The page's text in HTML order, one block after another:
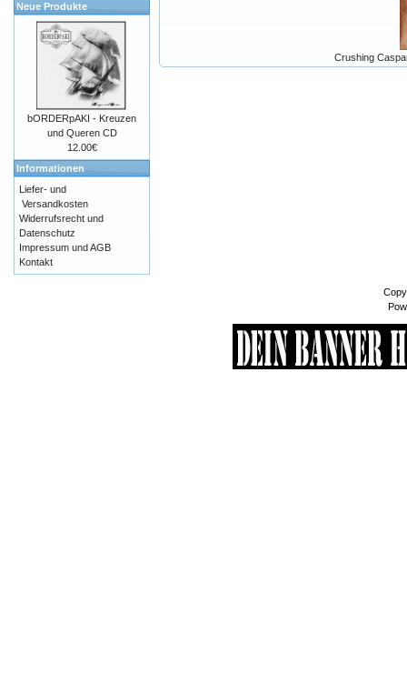
Crushing
Neue Produkte
bORDERpAKI - Kreuzen
und Queren CD
12.00€
Informationen
Liefer- und
Versandkosten
Widerrufsrecht und
Datenschutz
Impressum und AGB
Kontakt